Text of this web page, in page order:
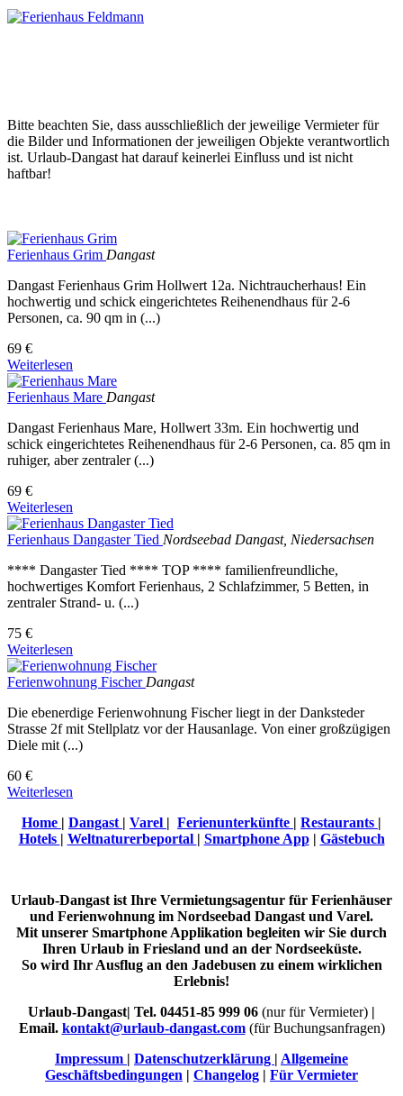
Bitte beachten Sie, dass ausschließlich der jeweilige Vermieter für
die Bilder und Informationen der jeweiligen Objekte verantwortlich
ist. Urlaub-Dangast hat darauf keinerlei Einfluss und ist nicht
haftbar!
Ferienhaus Grim Dangast
Dangast Ferienhaus Grim Hollwert 12a. Nichtraucherhaus! Ein
hochwertig und schick eingerichtetes Reihenendhaus für 2-6
Personen, ca. 90 qm in (...)
69 €
Weiterlesen
Ferienhaus Mare Dangast
Dangast Ferienhaus Mare, Hollwert 33m. Ein hochwertig und
schick eingerichtetes Reihenendhaus für 2-6 Personen, ca. 85 qm in
ruhiger, aber zentraler (...)
69 €
Weiterlesen
Ferienhaus Dangaster Tied Nordseebad Dangast, Niedersachsen
**** Dangaster Tied **** TOP **** familienfreundliche,
hochwertiges Komfort Ferienhaus, 2 Schlafzimmer, 5 Betten, in
zentraler Strand- u. (...)
75 €
Weiterlesen
Ferienwohnung Fischer Dangast
Die ebenerdige Ferienwohnung Fischer liegt in der Danksteder
Strasse 2f mit Stellplatz vor der Hausanlage. Von einer großzügigen
Diele mit (...)
60 €
Weiterlesen
Home | Dangast | Varel | Ferienunterkünfte | Restaurants |
Hotels | Weltnaturerbeportal | Smartphone App| Gästebuch
Urlaub-Dangast ist Ihre Vermietungsagentur für Ferienhäuser
und Ferienwohnung im Nordseebad Dangast und Varel.
Mit unserer Smartphone Applikation begleiten wir Sie durch
Ihren Urlaub in Friesland und an der Nordseeküste.
So wird Ihr Ausflug an den Jadebusen zu einem wirklichen
Erlebnis!
Urlaub-Dangast| Tel. 04451-85 999 06 (nur für Vermieter) |
Email. kontakt@urlaub-dangast.com (für Buchungsanfragen)
Impressum | Datenschutzerklärung | Allgemeine
Geschäftsbedingungen | Changelog | Für Vermieter